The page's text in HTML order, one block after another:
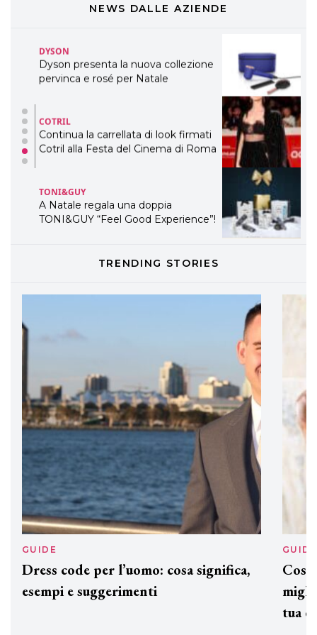
NEWS DALLE AZIENDE
WELLNESS CONGRESS 2022: I
DYSON
Dyson presenta la nuova collezione
pervinca e rosé per Natale
COTRIL
Continua la carrellata di look firmati
Cotril alla Festa del Cinema di Roma
TONI&GUY
A Natale regala una doppia
TONI&GUY “Feel Good Experience”!
LABEL.M lancia la sua innovativa ed
professionali
TRENDING STORIES
GUIDE
Dress code per l’uomo: cosa significa,
esempi e suggerimenti
GUIDE
tua